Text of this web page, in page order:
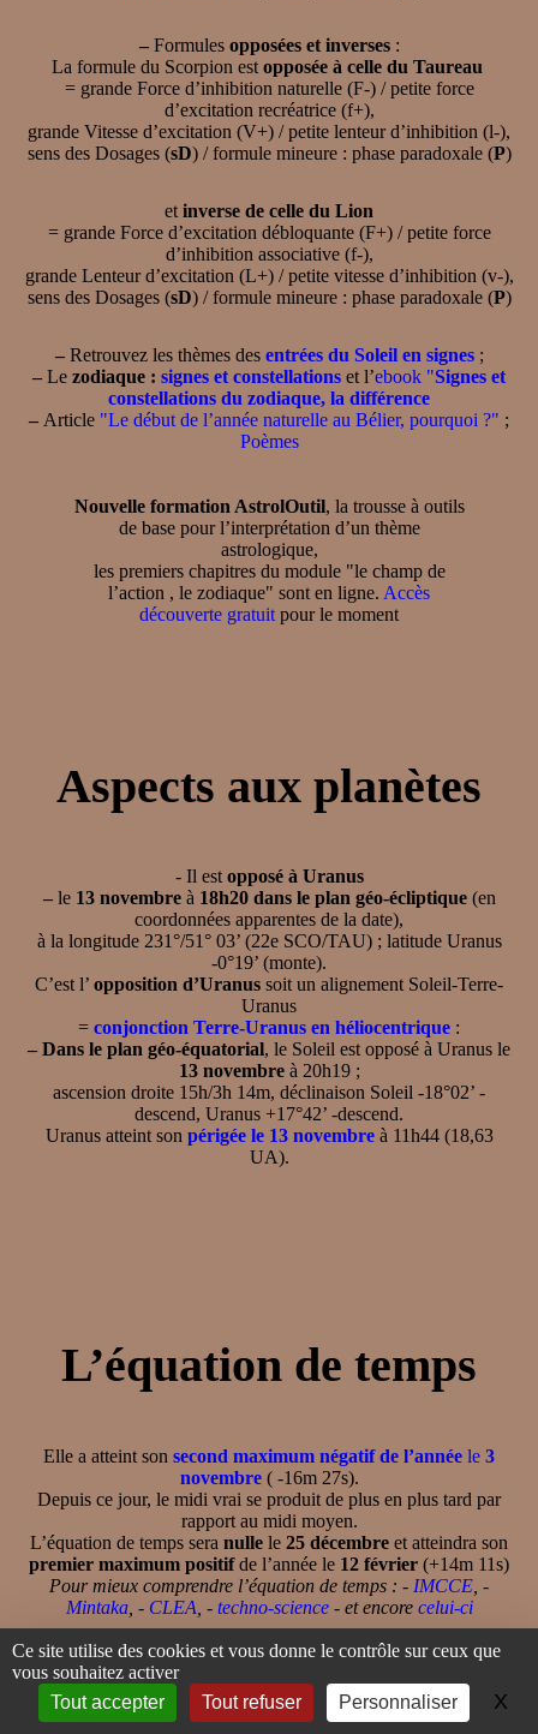
–Formules opposées et inverses:
La formule du Scorpion est opposée à celle du Taureau
= grande Force d’inhibition naturelle (F-) / petite force
d’excitation recréatrice (f+),
grande Vitesse d’excitation (V+) / petite lenteur d’inhibition (l-),
sens des Dosages (sD) / formule mineure : phase paradoxale (P)
et inverse de celle du Lion
= grande Force d’excitation débloquante (F+) / petite force
d’inhibition associative (f-),
grande Lenteur d’excitation (L+) / petite vitesse d’inhibition (v-),
sens des Dosages (sD) / formule mineure : phase paradoxale (P)
–Retrouvez les thèmes des entrées du Soleil en signes;
– Le zodiaque : signes et constellations et l’ebook "Signes et
constellations du zodiaque, la différence
– Article "Le début de l’année naturelle au Bélier, pourquoi ?" ;
Poèmes
Nouvelle formation AstrolOutil, la trousse à outils
de base pour l’interprétation d’un thème
astrologique,
les premiers chapitres du module "le champ de
l’action , le zodiaque" sont en ligne. Accès
découverte gratuit pour le moment
Aspects aux planètes
- Il est opposé à Uranus
–le 13 novembreà 18h20 dans le plan géo-écliptique(en
coordonnées apparentes de la date),
à la longitude 231°/51° 03’ (22e SCO/TAU) ; latitude Uranus
-0°19’ (monte).
C’est l’ opposition d’Uranus soit un alignement Soleil-Terre-
Uranus
= conjonction Terre-Uranus en héliocentrique :
– Dans le plan géo-équatorial, le Soleil est opposé à Uranus le
13 novembreà 20h19 ;
ascension droite 15h/3h 14m, déclinaison Soleil -18°02’ -
descend, Uranus +17°42’ -descend.
Uranus atteint son périgée le 13 novembreà 11h44 (18,63
UA).
L’équation de temps
Elle a atteint son second maximum négatif de l’année le 3
novembre( -16m 27s).
Depuis ce jour, le midi vrai se produit de plus en plus tard par
rapport au midi moyen.
L’équation de temps sera nulle le 25 décembre et atteindra son
premier maximum positifde l’année le 12 février (+14m 11s)
Pour mieux comprendre l’équation de temps : - IMCCE , -
Mintaka, - CLEA , - techno-science- et encore celui-ci
Ce site utilise des cookies et vous donne le contrôle sur ceux que
vous souhaitez activer
Tout accepter
Tout refuser Personnaliser X